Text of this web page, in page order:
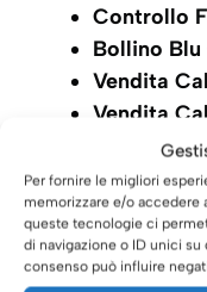
Per fornire le migliori
memorizzare e/o accedere
queste tecnologie ci
di navigazione o ID unici
consenso può influire
Controllo
Bollino Blu
Vendita
Vendita
SCRIVI